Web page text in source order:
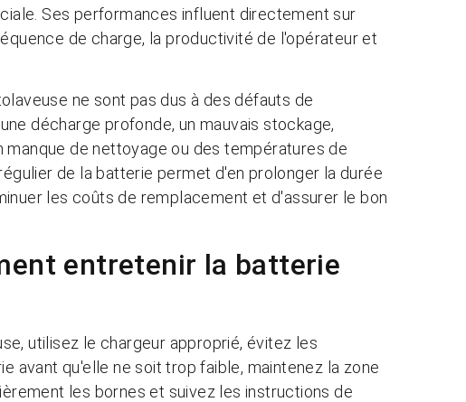
Ses performances influent directement sur
de charge, la productivité de l'opérateur et
ne sont pas dus à des défauts de
décharge profonde, un mauvais stockage,
manque de nettoyage ou des températures de
de la batterie permet d'en prolonger la durée
les coûts de remplacement et d'assurer le bon
entretenir la batterie
utilisez le chargeur approprié, évitez les
avant qu'elle ne soit trop faible, maintenez la zone
les bornes et suivez les instructions de